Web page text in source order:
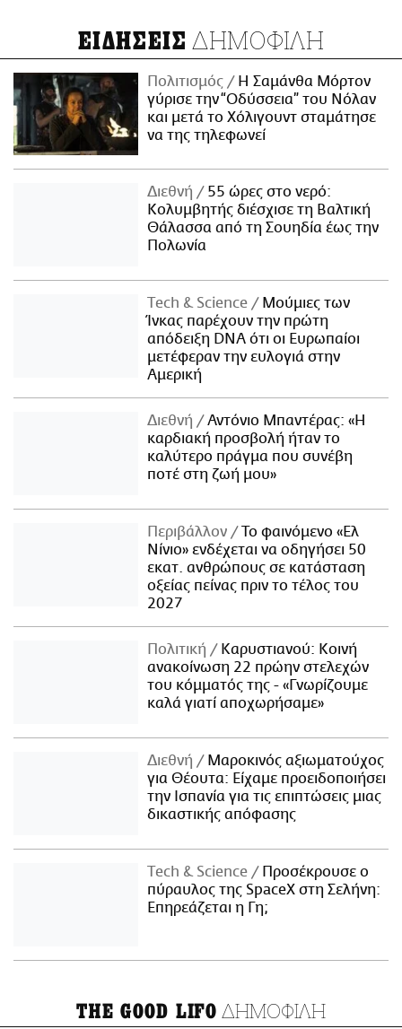
ΕΙΔΗΣΕΙΣ ΔΗΜΟΦΙΛΗ
Πολιτισμός
Η Σαμάνθα Μόρτον
γύρισε την “Οδύσσεια” του Νόλαν
και μετά το Χόλιγουντ σταμάτησε
να της τηλεφωνεί
Διεθνή
55 ώρες στο νερό:
Κολυμβητής διέσχισε τη Βαλτική
Θάλασσα από τη Σουηδία έως την
Πολωνία
Τech & Science
Μούμιες των
Ίνκας παρέχουν την πρώτη
απόδειξη DNA ότι οι Ευρωπαίοι
μετέφεραν την ευλογιά στην
Αμερική
Διεθνή
Αντόνιο Μπαντέρας: «Η
καρδιακή προσβολή ήταν το
καλύτερο πράγμα που συνέβη
ποτέ στη ζωή μου»
Περιβάλλον
Το φαινόμενο «Ελ
Νίνιο» ενδέχεται να οδηγήσει 50
εκατ. ανθρώπους σε κατάσταση
οξείας πείνας πριν το τέλος του
2027
Πολιτική
Καρυστιανού: Κοινή
ανακοίνωση 22 πρώην στελεχών
του κόμματός της - «Γνωρίζουμε
καλά γιατί αποχωρήσαμε»
Διεθνή
Μαροκινός αξιωματούχος
για Θέουτα: Είχαμε προειδοποιήσει
την Ισπανία για τις επιπτώσεις μιας
δικαστικής απόφασης
Τech & Science
Προσέκρουσε ο
πύραυλος της SpaceX στη Σελήνη:
Επηρεάζεται η Γη;
THE GOOD LIFO ΔΗΜΟΦΙΛΗ